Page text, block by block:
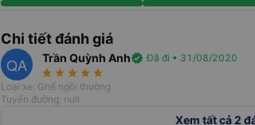
Chi tiết đánh giá
QA Trần Quỳnh Anhverified Đã đi • 31/08/2020
star_rate star_rate star_rate star_rate star_rate
Loại xe: Ghế ngồi thường
Tuyến đường: null
Xem tất cả 2